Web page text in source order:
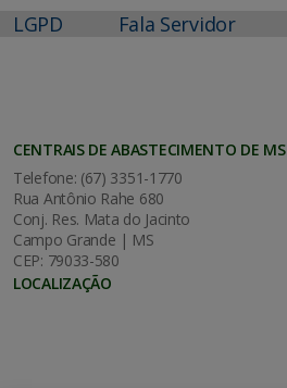
LGPD Fala Servidor
CENTRAIS DE ABASTECIMENTO DE MS
Telefone: (67) 3351-1770
Rua Antônio Rahe 680
Conj. Res. Mata do Jacinto
Campo Grande | MS
CEP: 79033-580
LOCALIZAÇÃO